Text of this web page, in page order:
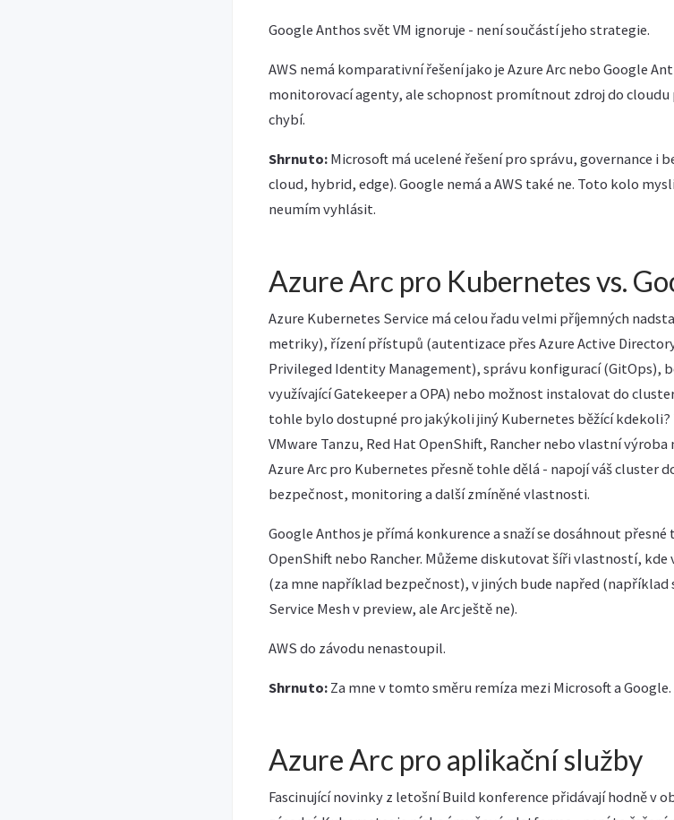
Google Anthos svět VM ignoruje - není součástí jeho strategie.
AWS nemá komparativní řešení jako je Azure Arc nebo Google
monitorovací agenty, ale schopnost promítnout zdroj do
chybí.
Shrnuto: Microsoft má ucelené řešení pro správu, governance
cloud, hybrid, edge). Google nemá a AWS také ne. Toto kolo
neumím vyhlásit.
Azure Arc pro Kubernetes vs.
Azure Kubernetes Service má celou řadu velmi příjemných
metriky), řízení přístupů (autentizace přes Azure Active
Privileged Identity Management), správu konfigurací (GitOps),
využívající Gatekeeper a OPA) nebo možnost instalovat do
tohle bylo dostupné pro jakýkoli jiný Kubernetes běžící kdekoli?
VMware Tanzu, Red Hat OpenShift, Rancher nebo vlastní výroba
Azure Arc pro Kubernetes přesně tohle dělá - napojí váš cluster
bezpečnost, monitoring a další zmíněné vlastnosti.
Google Anthos je přímá konkurence a snaží se dosáhnout
OpenShift nebo Rancher. Můžeme diskutovat šíři vlastností,
(za mne například bezpečnost), v jiných bude napřed (například
Service Mesh v preview, ale Arc ještě ne).
AWS do závodu nenastoupil.
Shrnuto: Za mne v tomto směru remíza mezi Microsoft a
Azure Arc pro aplikační služby
Fascinující novinky z letošní Build konference přidávají hodně v